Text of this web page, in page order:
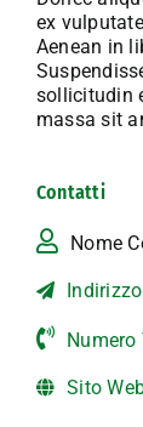
ex
Aenean in
sollicitudin
massa sit
Contatti
Nome
Numero
Sito